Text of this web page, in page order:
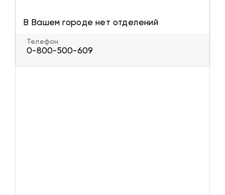
В Вашем городе нет отделений
Телефон
0-800-500-609